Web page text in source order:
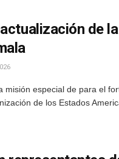
de
misión especial de para el
de los Estados